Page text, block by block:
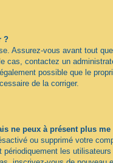
?
Assurez-vous avant tout
cas, contactez un
possible que le
de la corriger.
ne peux à présent plus
ou supprimé votre
périodiquement les